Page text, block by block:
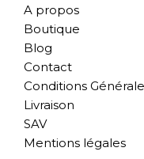
A propos
Boutique
Blog
Contact
Conditions
Livraison
SAV
Mentions légales